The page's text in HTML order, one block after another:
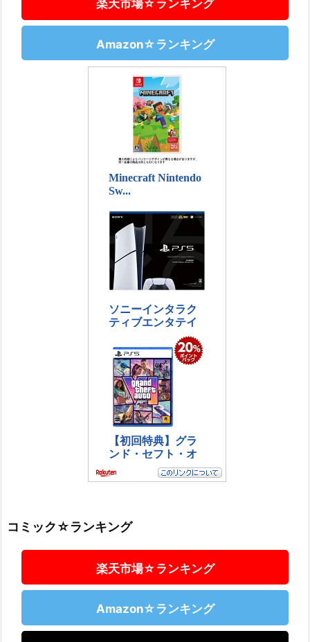
楽天市場☆ランキング
Amazon☆ランキング
コミック☆ランキング
楽天市場☆ランキング
Amazon☆ランキング